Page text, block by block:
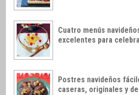
Cuatro menús
excelentes para
Postres navideños
caseras, originales y